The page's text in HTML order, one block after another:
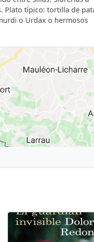
Plato típico: tortilla de
o Urdax o hermosos